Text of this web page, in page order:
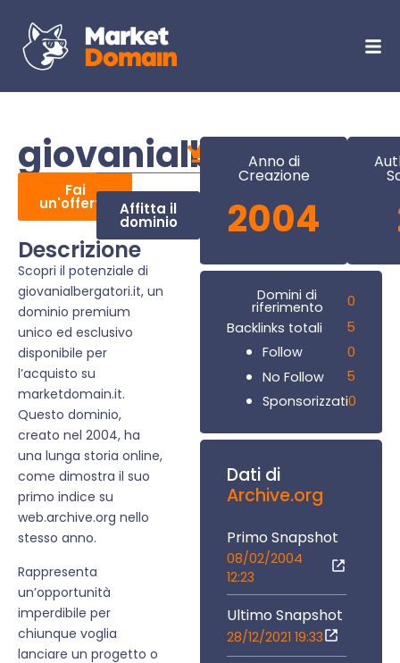
giovanialbergatori.it
Fai
un'offerta Affitta il
dominio
Descrizione
Scopri il potenziale di
giovanialbergatori.it, un
dominio premium
unico ed esclusivo
disponibile per
l’acquisto su
marketdomain.it.
Questo dominio,
creato nel 2004, ha
una lunga storia online,
come dimostra il suo
primo indice su
web.archive.org nello
stesso anno.
Rappresenta
un’opportunità
imperdibile per
chiunque voglia
lanciare un progetto o
Anno di
Creazione
2004
Domini di
riferimento
0
Backlinks totali
5
Follow
0
No Follow
5
Sponsorizzati0
Dati di
Archive.org
Primo Snapshot
08/02/2004
12:23
Ultimo Snapshot
28/12/2021 19:33